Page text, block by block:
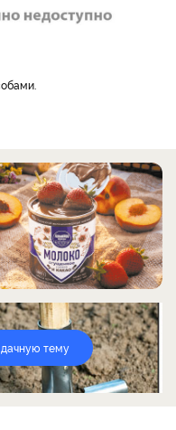
дачную тему